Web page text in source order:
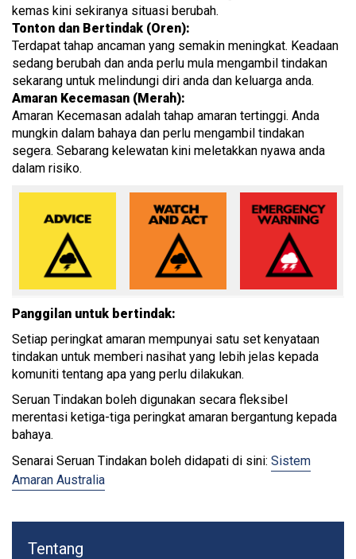
kemas kini sekiranya situasi berubah.
Tonton dan Bertindak (Oren):
Terdapat tahap ancaman yang semakin meningkat. Keadaan
sedang berubah dan anda perlu mula mengambil tindakan
sekarang untuk melindungi diri anda dan keluarga anda.
Amaran Kecemasan (Merah):
Amaran Kecemasan adalah tahap amaran tertinggi. Anda
mungkin dalam bahaya dan perlu mengambil tindakan
segera. Sebarang kelewatan kini meletakkan nyawa anda
dalam risiko.
Panggilan untuk bertindak:
Setiap peringkat amaran mempunyai satu set kenyataan
tindakan untuk memberi nasihat yang lebih jelas kepada
komuniti tentang apa yang perlu dilakukan.
Seruan Tindakan boleh digunakan secara fleksibel
merentasi ketiga-tiga peringkat amaran bergantung kepada
bahaya.
Senarai Seruan Tindakan boleh didapati di sini: Sistem
Amaran Australia
Tentang